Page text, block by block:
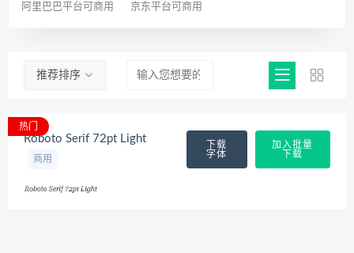
阿里巴巴平台可商用 京东平台可商用
推荐排序
Roboto Serif 72pt Light
商用
下载
字体
加入批量
下载
热门